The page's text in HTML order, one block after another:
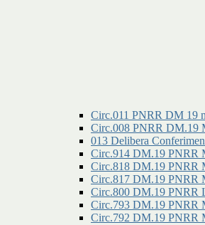
Circ.011 PNRR DM 19
Circ.008 PNRR DM.19
013 Delibera
Circ.914 DM.19 PNRR
Circ.818 DM.19 PNRR
Circ.817 DM.19 PNRR
Circ.800 DM.19 PNRR
Circ.793 DM.19 PNRR
Circ.792 DM.19 PNRR